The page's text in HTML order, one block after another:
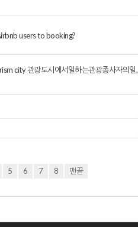
users to booking?
city 관광도시에서일하는관광종사자의일,
5 6 7 8 맨끝